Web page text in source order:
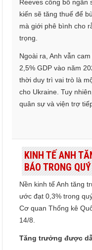
Reeves công bố ngân
kiến sẽ tăng thuế để
mà giới phê bình cho
trọng.
Ngoài ra, Anh vẫn
2,5% GDP vào năm
thời duy trì vai trò là
cho Ukraine. Tuy
quân sự và viện trợ
KINH TẾ ANH
BÁO TRONG
Nền kinh tế Anh tăng
ước đạt 0,3% trong
Cơ quan Thống kê
14/8.
Tăng trưởng được